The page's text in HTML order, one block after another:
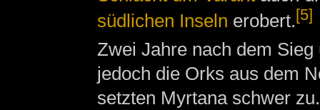
südlichen Inseln erobert.[5]
Zwei Jahre nach dem Sieg
jedoch die Orks aus dem
setzten Myrtana schwer